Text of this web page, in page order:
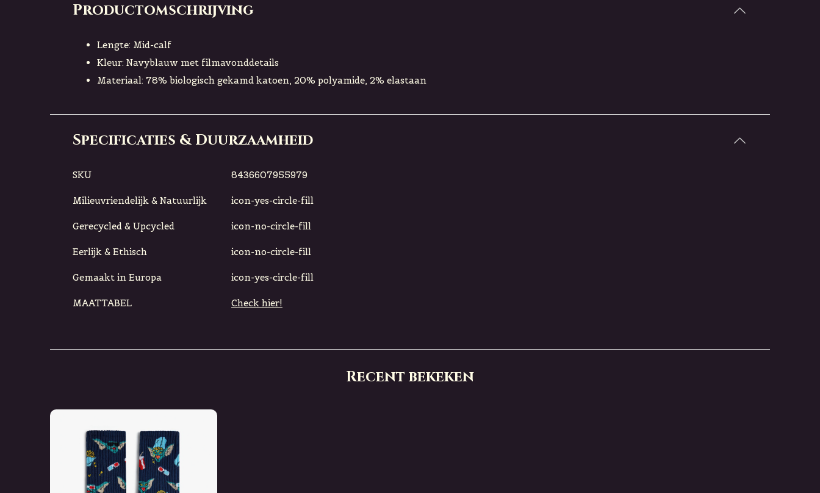
Productomschrijving
Lengte: Mid-calf
Kleur: Navyblauw met filmavonddetails
Materiaal: 78% biologisch gekamd katoen, 20% polyamide, 2% elastaan
Specificaties & Duurzaamheid
SKU 8436607955979
Milieuvriendelijk & Natuurlijk icon-yes-circle-fill
Gerecycled & Upcycled icon-no-circle-fill
Eerlijk & Ethisch icon-no-circle-fill
Gemaakt in Europa icon-yes-circle-fill
MAATTABEL Check hier!
Recent bekeken